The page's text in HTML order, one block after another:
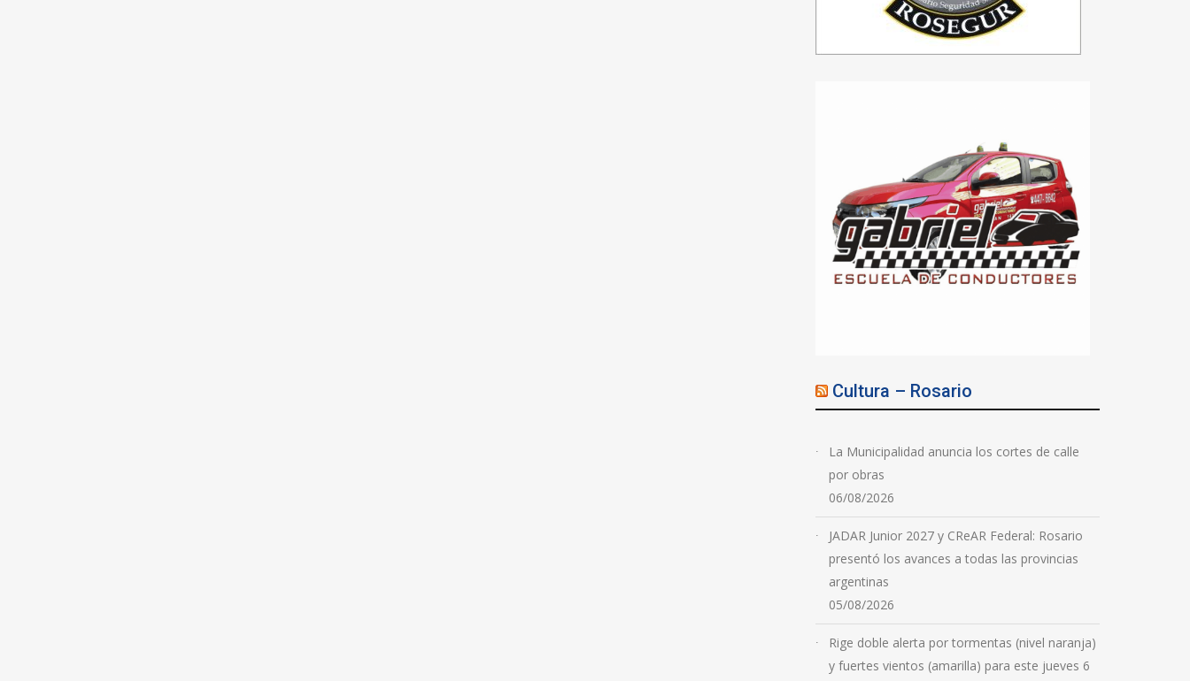
Cultura – Rosario
La Municipalidad anuncia los cortes de calle
por obras
06/08/2026
JADAR Junior 2027 y CReAR Federal: Rosario
presentó los avances a todas las provincias
argentinas
05/08/2026
Rige doble alerta por tormentas (nivel naranja)
y fuertes vientos (amarilla) para este jueves 6